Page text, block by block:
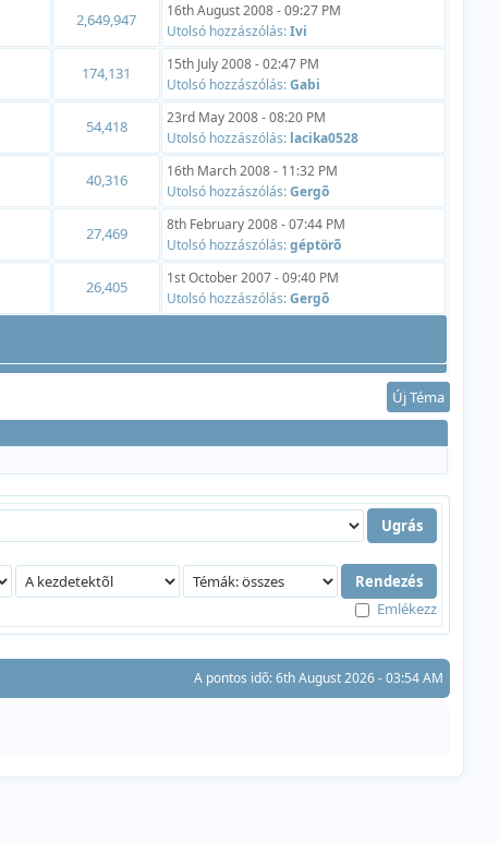
2,649,947
16th August 2008 - 09:27 PM
Utolsó hozzászólás:Ivi
174,131
15th July 2008 - 02:47 PM
Utolsó hozzászólás:Gabi
54,418
23rd May 2008 - 08:20 PM
Utolsó hozzászólás: lacika0528
40,316
16th March 2008 - 11:32 PM
Utolsó hozzászólás:Gergõ
27,469
8th February 2008 - 07:44 PM
Utolsó hozzászólás:géptörõ
26,405
1st October 2007 - 09:40 PM
Utolsó hozzászólás:Gergõ
Új Téma
Emlékezz
A pontos idõ: 6th August 2026 - 03:54 AM